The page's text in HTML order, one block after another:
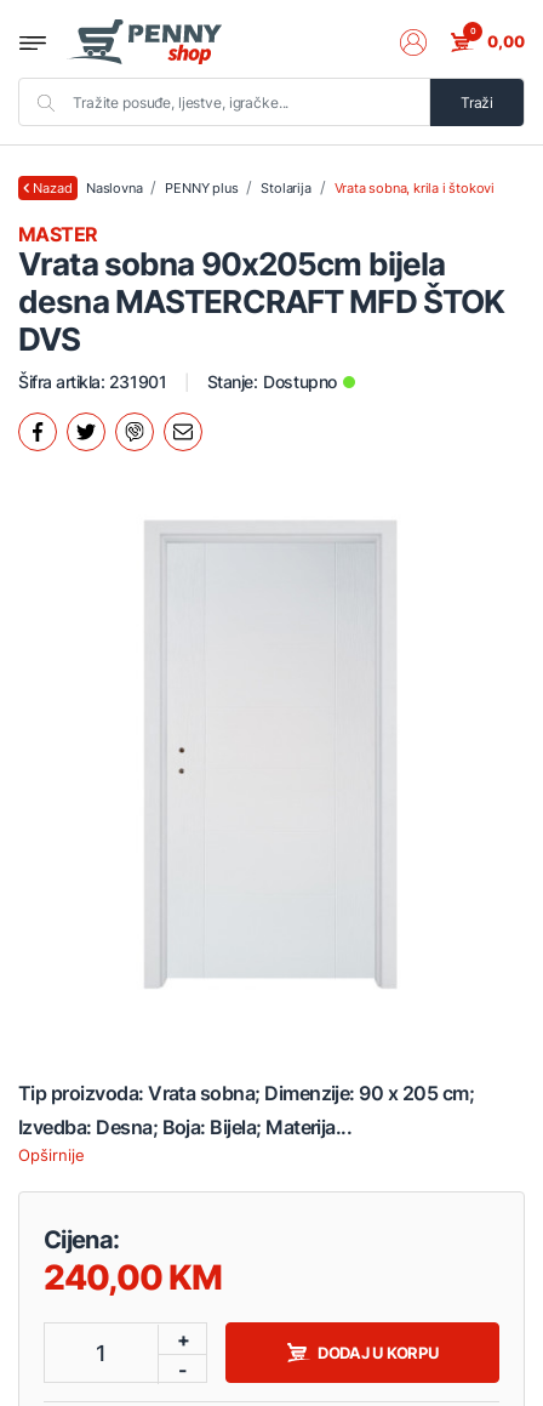
Traži
0 0,00
Nazad Naslovna PENNY plus Stolarija Vrata sobna, krila i štokovi
Vrata sobna 90x205cm bijela
desna MASTERCRAFT MFD ŠTOK
DVS
MASTER
Šifra artikla: 231901 Stanje: Dostupno
Tip proizvoda: Vrata sobna; Dimenzije: 90 x 205 cm;
Izvedba: Desna; Boja: Bijela; Materija...
Opširnije
Cijena:
240,00
1
+
-
DODAJ U KORPU